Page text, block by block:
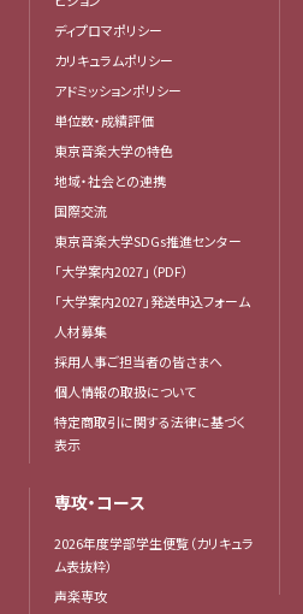
ディプロマポリシー
カリキュラムポリシー
アドミッションポリシー
単位数・成績評価
東京音楽大学の特色
地域・社会との連携
国際交流
東京音楽大学SDGs推進センター
「大学案内2027」（PDF）
「大学案内2027」発送申込フォーム
人材募集
採用人事ご担当者の皆さまへ
個人情報の取扱について
特定商取引に関する法律に基づく
表示
専攻・コース
2026年度学部学生便覧（カリキュラ
ム表抜粋）
声楽専攻